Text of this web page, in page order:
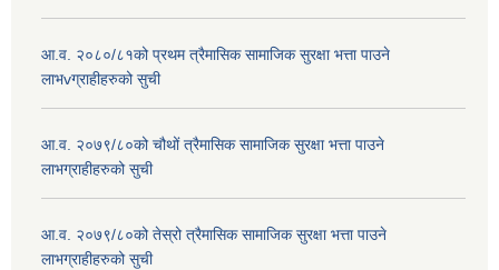
आ.व. २०८०/८१को प्रथम त्रैमासिक सामाजिक सुरक्षा भत्ता पाउने
लाभvग्राहीहरुको सुची
आ.व. २०७९/८०को चौथों त्रैमासिक सामाजिक सुरक्षा भत्ता पाउने
लाभग्राहीहरुको सुची
आ.व. २०७९/८०को तेस्रो त्रैमासिक सामाजिक सुरक्षा भत्ता पाउने
लाभग्राहीहरुको सुची